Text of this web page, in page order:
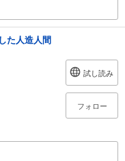
た人造人間
試し読み
フォロー